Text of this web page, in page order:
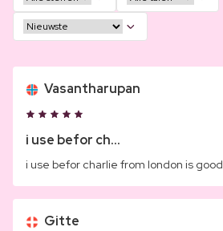
Vasantharupan
i use befor ch...
i use befor charlie from london is good
Gitte